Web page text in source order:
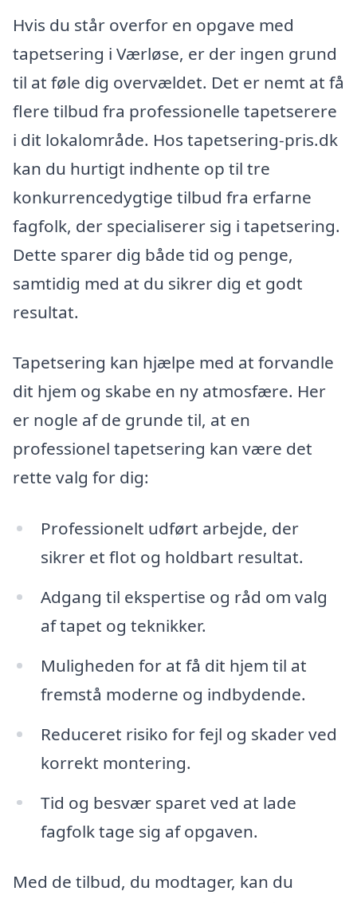
Hvis du står overfor en opgave med
tapetsering i Værløse, er der ingen grund
til at føle dig overvældet. Det er nemt at få
flere tilbud fra professionelle tapetserere
i dit lokalområde. Hos tapetsering-pris.dk
kan du hurtigt indhente op til tre
konkurrencedygtige tilbud fra erfarne
fagfolk, der specialiserer sig i tapetsering.
Dette sparer dig både tid og penge,
samtidig med at du sikrer dig et godt
resultat.
Tapetsering kan hjælpe med at forvandle
dit hjem og skabe en ny atmosfære. Her
er nogle af de grunde til, at en
professionel tapetsering kan være det
rette valg for dig:
Professionelt udført arbejde, der
sikrer et flot og holdbart resultat.
Adgang til ekspertise og råd om valg
af tapet og teknikker.
Muligheden for at få dit hjem til at
fremstå moderne og indbydende.
Reduceret risiko for fejl og skader ved
korrekt montering.
Tid og besvær sparet ved at lade
fagfolk tage sig af opgaven.
Med de tilbud, du modtager, kan du